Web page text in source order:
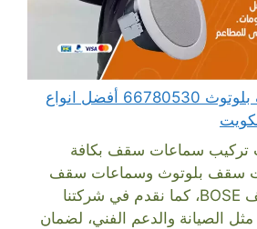
فني سماعات سقف بلوتوث 66780530 أفضل انواع
تركيب سماعات سقف بكافة
سقف بلوتوث وسماعات سقف
JPL وسماعات سقف BOSE، كما نقدم في شركتنا
مثل الصيانة والدعم الفني، لضمان